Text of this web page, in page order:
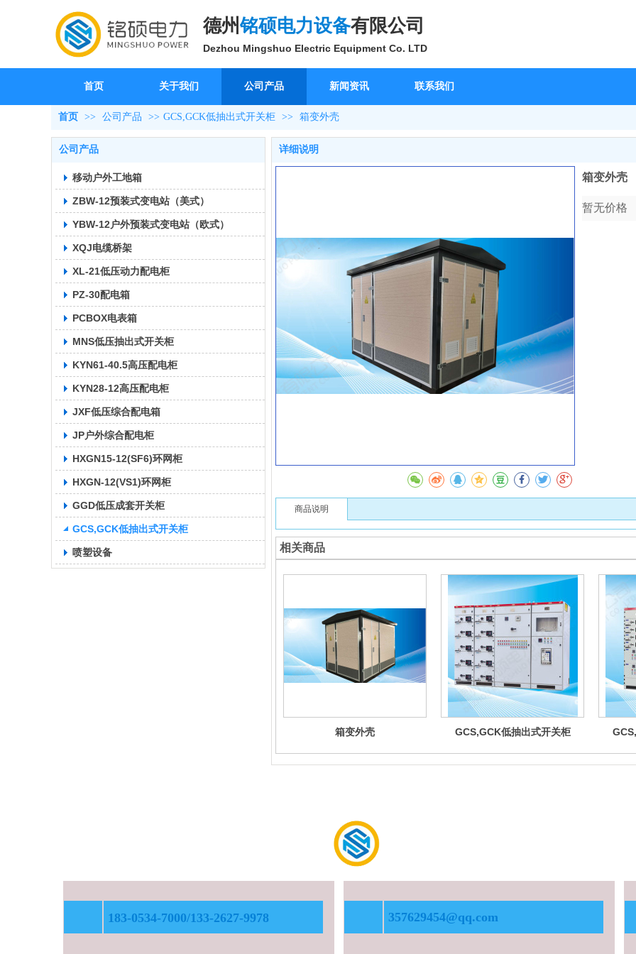
德州铭硕电力设备有限公司
Dezhou Mingshuo Electric Equipment Co. LTD
首页 关于我们 公司产品 新闻资讯 联系我们
首页 >> 公司产品 >> GCS,GCK低抽出式开关柜 >> 箱变外壳
公司产品
移动户外工地箱
ZBW-12预装式变电站（美式）
YBW-12户外预装式变电站（欧式）
XQJ电缆桥架
XL-21低压动力配电柜
PZ-30配电箱
PCBOX电表箱
MNS低压抽出式开关柜
KYN61-40.5高压配电柜
KYN28-12高压配电柜
JXF低压综合配电箱
JP户外综合配电柜
HXGN15-12(SF6)环网柜
HXGN-12(VS1)环网柜
GGD低压成套开关柜
GCS,GCK低抽出式开关柜
喷塑设备
详细说明
箱变外壳
暂无价格
商品说明
相关商品
箱变外壳 GCS,GCK低抽出式开关柜
183-0534-7000/133-2627-9978 183-0534-7000/133-2627-9978
357629454@qq.com